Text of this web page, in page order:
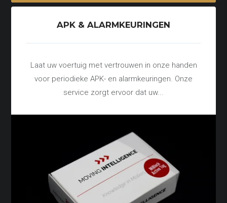
APK & ALARMKEURINGEN
Laat uw voertuig met vertrouwen in onze handen
voor periodieke APK- en alarmkeuringen. Onze
service zorgt ervoor dat uw...